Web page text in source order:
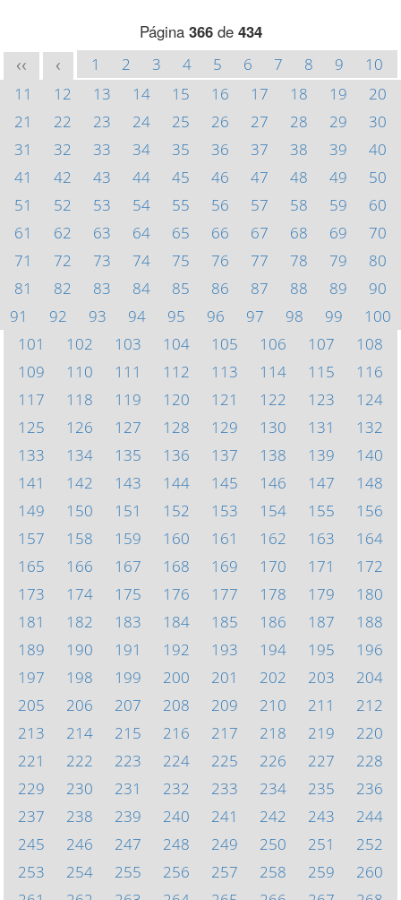
Página 366de 434
<< < 1 2 3 4 5 6 7 8 9
10
11
12 13 14 15 16 17 18 19
20
21
22 23 24 25 26 27 28 29
30
31
32 33 34 35 36 37 38 39
40
41
42 43 44 45 46 47 48 49
50
51
52 53 54 55 56 57 58 59
60
61
62 63 64 65 66 67 68 69
70
71
72 73 74 75 76 77 78 79
80
81
82 83 84 85 86 87 88 89
90
91
92 93 94 95 96 97 98 99
100
101
102 103 104 105 106 107
108
109
110 111 112 113 114 115
116
117
118 119 120 121 122 123
124
125
126 127 128 129 130 131
132
133
134 135 136 137 138 139
140
141
142 143 144 145 146 147
148
149
150 151 152 153 154 155
156
157
158 159 160 161 162 163
164
165
166 167 168 169 170 171
172
173
174 175 176 177 178 179
180
181
182 183 184 185 186 187
188
189
190 191 192 193 194 195
196
197
198 199 200 201 202 203
204
205
206 207 208 209 210 211
212
213
214 215 216 217 218 219
220
221
222 223 224 225 226 227
228
229
230 231 232 233 234 235
236
237
238 239 240 241 242 243
244
245
246 247 248 249 250 251
252
253
254 255 256 257 258 259
260